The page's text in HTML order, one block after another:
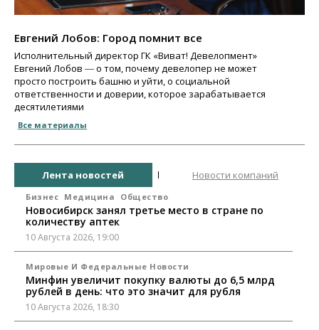
Евгений Лобов: Город помнит все
Исполнительный директор ГК «Виват! Девелопмент»
Евгений Лобов ― о том, почему девелопер не может
просто построить башню и уйти, о социальной
ответственности и доверии, которое зарабатывается
десятилетиями
Все материалы
Лента новостей Новости компаний
Бизнес Медицина Общество
Новосибирск занял третье место в стране по
количеству аптек
10 Августа 2026, 19:00
Мировые И Федеральные Новости
Минфин увеличит покупку валюты до 6,5 млрд
рублей в день: что это значит для рубля
10 Августа 2026, 18:30